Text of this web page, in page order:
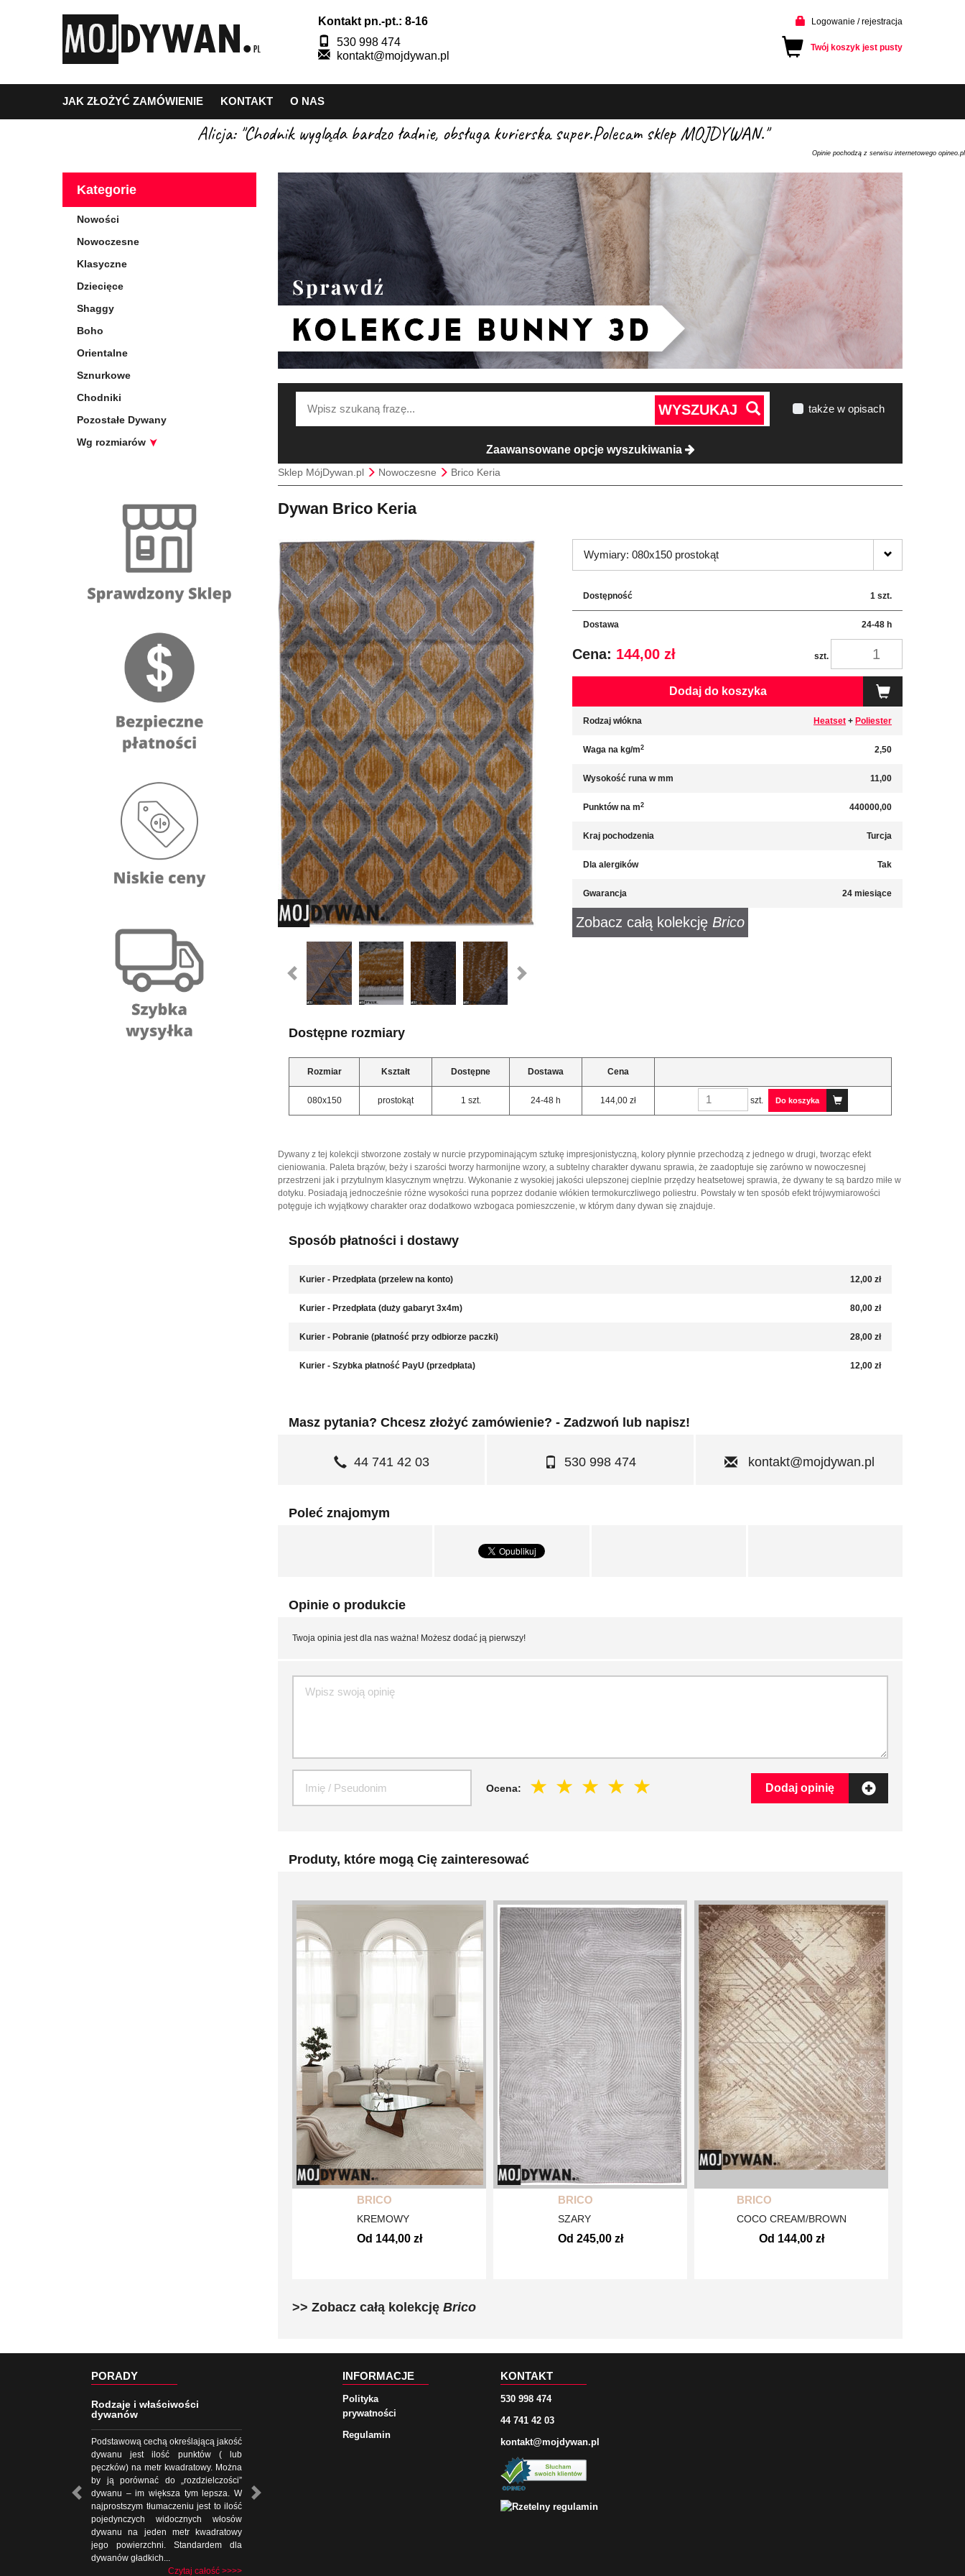
Kontakt pn.-pt.: 8-16
530 998 474
kontakt@mojdywan.pl
Logowanie / rejestracja
Twój koszyk jest pusty
JAK ZŁOŻYĆ ZAMÓWIENIE KONTAKT O NAS
Alicja: "Chodnik wygląda bardzo ładnie, obsługa kurierska super.Polecam sklep MOJDYWAN."
Opinie pochodzą z serwisu internetowego opineo.pl
WYSZUKAJ także w opisach
Zaawansowane opcje wyszukiwania
Sklep MójDywan.pl Nowoczesne Brico Keria
Dywan Brico Keria
Wymiary: 080x150 prostokąt
Dostępność 1 szt.
Dostawa 24-48 h
Cena: 144,00 zł szt.
Dodaj do koszyka
Rodzaj włókna Heatset + Poliester
Waga na kg/m2 2,50
Wysokość runa w mm 11,00
Punktów na m2 440000,00
Kraj pochodzenia Turcja
Dla alergików Tak
Gwarancja 24 miesiące
Zobacz całą kolekcję Brico
Dostępne rozmiary
Rozmiar Kształt Dostępne Dostawa Cena
080x150 prostokąt 1 szt. 24-48 h 144,00 zł szt. Do koszyka
Dywany z tej kolekcji stworzone zostały w nurcie przypominającym sztukę impresjonistyczną, kolory płynnie przechodzą z jednego w drugi, tworząc efekt
cieniowania. Paleta brązów, beży i szarości tworzy harmonijne wzory, a subtelny charakter dywanu sprawia, że zaadoptuje się zarówno w nowoczesnej
przestrzeni jak i przytulnym klasycznym wnętrzu. Wykonanie z wysokiej jakości ulepszonej cieplnie przędzy heatsetowej sprawia, że dywany te są bardzo miłe w
dotyku. Posiadają jednocześnie różne wysokości runa poprzez dodanie włókien termokurczliwego poliestru. Powstały w ten sposób efekt trójwymiarowości
potęguje ich wyjątkowy charakter oraz dodatkowo wzbogaca pomieszczenie, w którym dany dywan się znajduje.
Sposób płatności i dostawy
Kurier - Przedpłata (przelew na konto) 12,00 zł
Kurier - Przedpłata (duży gabaryt 3x4m) 80,00 zł
Kurier - Pobranie (płatność przy odbiorze paczki) 28,00 zł
Kurier - Szybka płatność PayU (przedpłata) 12,00 zł
Masz pytania? Chcesz złożyć zamówienie? - Zadzwoń lub napisz!
44 741 42 03 530 998 474 kontakt@mojdywan.pl
Poleć znajomym
Opinie o produkcie
Twoja opinia jest dla nas ważna! Możesz dodać ją pierwszy!
Ocena: Dodaj opinię
Produty, które mogą Cię zainteresować
BRICO
KREMOWY
Od 144,00 zł
BRICO
SZARY
Od 245,00 zł
BRICO
COCO CREAM/BROWN
Od 144,00 zł
>> Zobacz całą kolekcję Brico
Kategorie
Nowości
Nowoczesne
Klasyczne
Dziecięce
Shaggy
Boho
Orientalne
Sznurkowe
Chodniki
Pozostałe Dywany
Wg rozmiarów
PORADY
Rodzaje i właściwości
dywanów
Podstawową cechą określającą jakość
dywanu jest ilość punktów ( lub
pęczków) na metr kwadratowy. Można
by ją porównać do „rozdzielczości”
dywanu – im większa tym lepsza. W
najprostszym tłumaczeniu jest to ilość
pojedynczych widocznych włosów
dywanu na jeden metr kwadratowy
jego powierzchni. Standardem dla
dywanów gładkich...
Czytaj całość >>>>
INFORMACJE
Polityka
prywatności
Regulamin
KONTAKT
530 998 474
44 741 42 03
kontakt@mojdywan.pl